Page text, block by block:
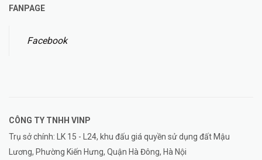
FANPAGE
Facebook
CÔNG TY TNHH VINP
Trụ sở chính: LK 15 - L24, khu đấu giá quyền sử dụng đất Mậu
Lương, Phường Kiến Hưng, Quận Hà Đông, Hà Nội